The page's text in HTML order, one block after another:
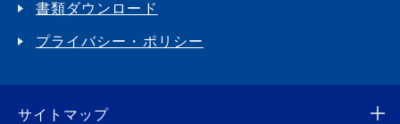
書類ダウンロード
プライバシー・ポリシー
サイトマップ